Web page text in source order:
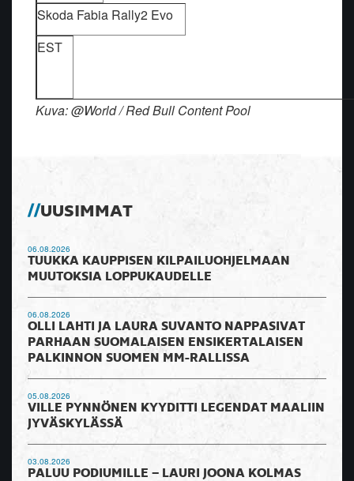
Skoda Fabia Rally2 Evo
EST
Kuva: @World / Red Bull Content Pool
UUSIMMAT
06.08.2026
TUUKKA KAUPPISEN KILPAILUOHJELMAAN
MUUTOKSIA LOPPUKAUDELLE
06.08.2026
OLLI LAHTI JA LAURA SUVANTO NAPPASIVAT
PARHAAN SUOMALAISEN ENSIKERTALAISEN
PALKINNON SUOMEN MM-RALLISSA
05.08.2026
VILLE PYNNÖNEN KYYDITTI LEGENDAT MAALIIN
JYVÄSKYLÄSSÄ
03.08.2026
PALUU PODIUMILLE – LAURI JOONA KOLMAS